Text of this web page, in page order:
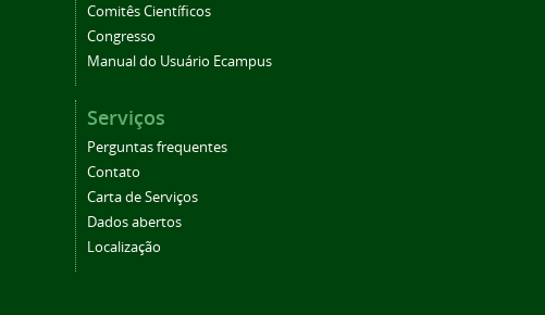
Comitês Científicos
Congresso
Manual do Usuário Ecampus
Serviços
Perguntas frequentes
Contato
Carta de Serviços
Dados abertos
Localização